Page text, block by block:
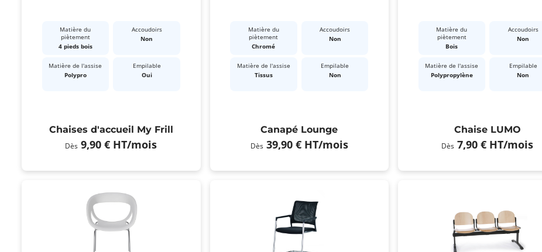
Matière du
piètement
4 pieds bois
Accoudoirs
Non
Matière de l'assise
Polypro
Empilable
Oui
Chaises d'accueil My Frill
Dès 9,90 € HT/mois
Matière du
piètement
Chromé
Accoudoirs
Non
Matière de l'assise
Tissus
Empilable
Non
Canapé Lounge
Dès 39,90 € HT/mois
Matière du
piètement
Bois
Accoudoirs
Non
Matière de l'assise
Polypropylène
Empilable
Non
Chaise LUMO
Dès 7,90 € HT/mois